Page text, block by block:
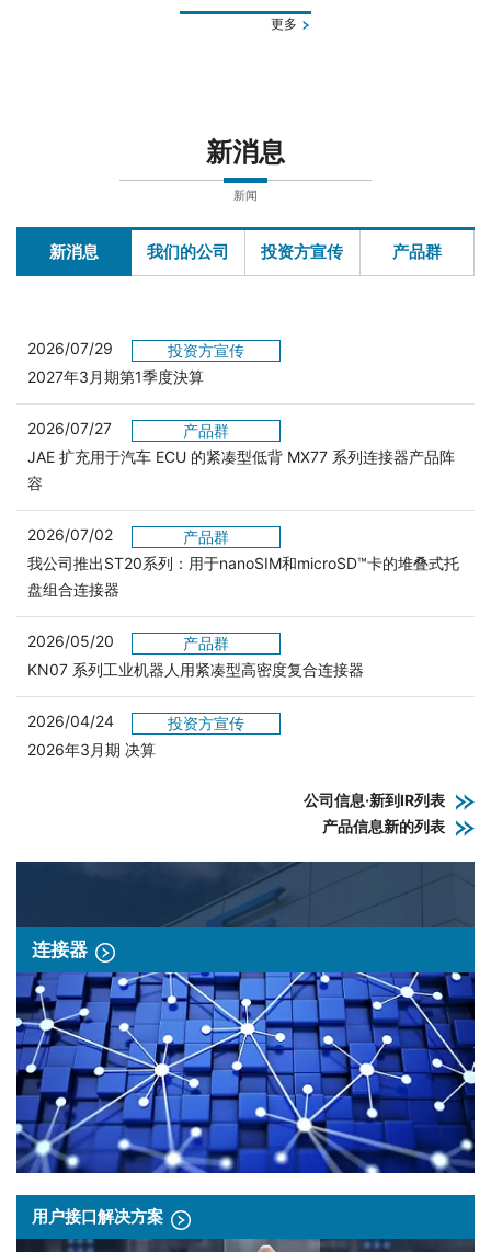
更多
新消息
新闻
新消息 我们的公司 投资方宣传 产品群
2026/07/29
投资方宣传
2027年3月期第1季度決算
2026/07/27
产品群
JAE 扩充用于汽车 ECU 的紧凑型低背 MX77 系列连接器产品阵
容
2026/07/02
产品群
我公司推出ST20系列：用于nanoSIM和microSD™卡的堆叠式托
盘组合连接器
2026/05/20
产品群
KN07 系列工业机器人用紧凑型高密度复合连接器
2026/04/24
投资方宣传
2026年3月期 决算
公司信息·新到IR列表
产品信息新的列表
连接器
用户接口解决方案